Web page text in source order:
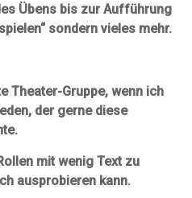
Übens bis zur Aufführung
sondern vieles mehr.
Theater-Gruppe, wenn ich
der gerne diese
mit wenig Text zu
ausprobieren kann.